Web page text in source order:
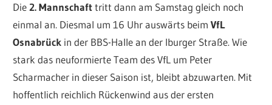
Die2. Mannschafttritt dann am Samstag gleich noch
einmal an. Diesmal um 16 Uhr auswärts beimVfL
Osnabrück in der BBS-Halle an der Iburger Straße. Wie
stark das neuformierte Team des VfL um Peter
Scharmacher in dieser Saison ist, bleibt abzuwarten. Mit
hoffentlich reichlich Rückenwind aus der ersten